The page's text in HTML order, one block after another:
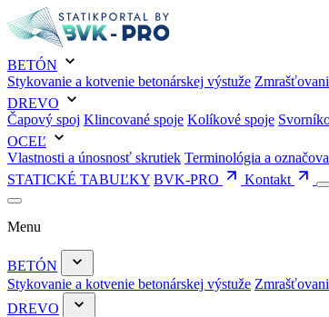
BETÓN
Stykovanie a kotvenie betonárskej výstuže
DREVO
Čapový spoj Klincované spoje Kolíkové spoje
OCEĽ
Vlastnosti a únosnosť skrutiek Terminológia a
STATICKÉ TABUĽKY BVK-PRO Kontakt
Menu
BETÓN
Stykovanie a kotvenie betonárskej výstuže
DREVO